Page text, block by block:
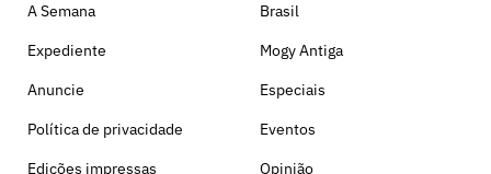
A Semana
Expediente
Anuncie
Política de privacidade
Edições impressas
Brasil
Mogy Antiga
Especiais
Eventos
Opinião